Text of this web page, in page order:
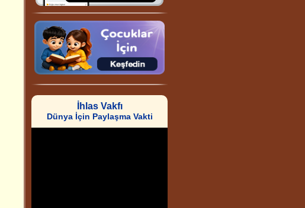
İhlas Vakfı
Dünya İçin Paylaşma Vakti